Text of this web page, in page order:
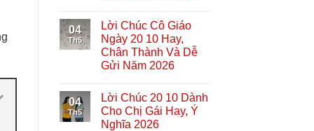
04
Th5
Lời Chúc Cô Giáo
Ngày 20 10 Hay,
Chân Thành Và Dễ
Gửi Năm 2026
04
Th5
Lời Chúc 20 10 Dành
Cho Chị Gái Hay, Ý
Nghĩa 2026